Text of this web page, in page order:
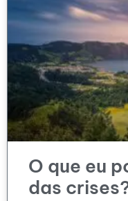
O que eu
das